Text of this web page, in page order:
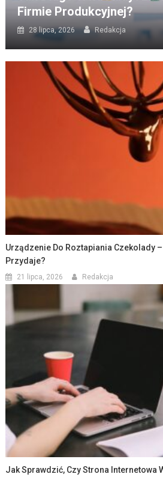
Firmie Produkcyjnej?
28 lipca, 2026 Redakcja
Urządzenie Do Roztapiania Czekolady
Przydaje?
21 lipca, 2026 Redakcja
Jak Sprawdzić, Czy Strona Internetowa